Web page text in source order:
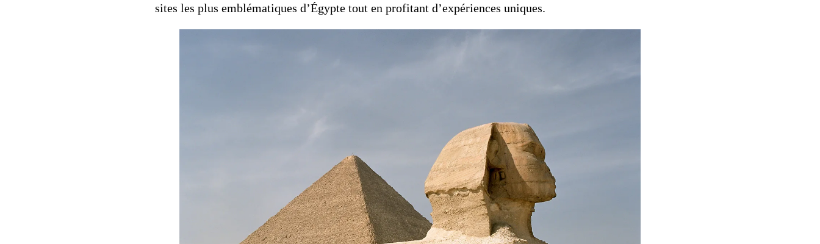
sites les plus emblématiques d’Égypte tout en profitant d’expériences uniques.